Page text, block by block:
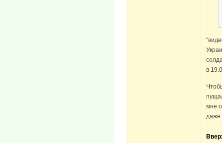
в
мне